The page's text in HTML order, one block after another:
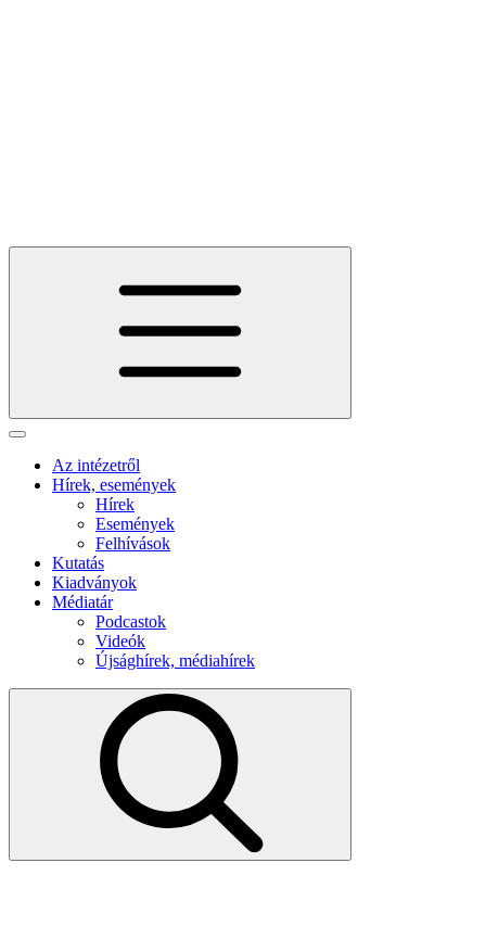
Az intézetről
Hírek, események
Hírek
Események
Felhívások
Kutatás
Kiadványok
Médiatár
Podcastok
Videók
Újsághírek, médiahírek